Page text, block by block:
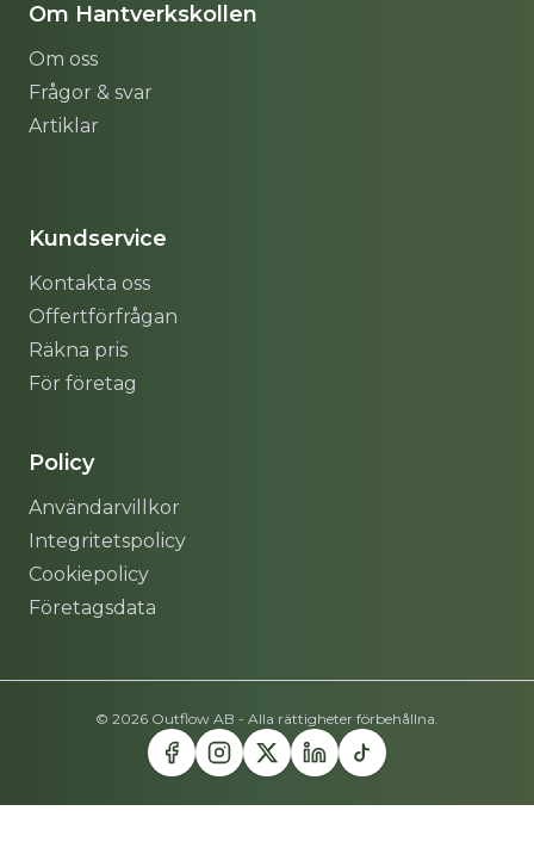
Om Hantverkskollen
Om oss
Frågor & svar
Artiklar
Kundservice
Kontakta oss
Offertförfrågan
Räkna pris
För företag
Policy
Användarvillkor
Integritetspolicy
Cookiepolicy
Företagsdata
© 2026 Outflow AB - Alla rättigheter förbehållna.